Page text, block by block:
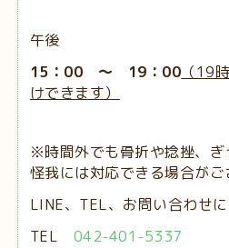
午後
15：00 ～ 19：00 （19
けできます）
※時間外でも骨折や捻挫、ぎ
怪我には対応できる場合がご
LINE、TEL、お問い合わせに
TEL 042-401-5337